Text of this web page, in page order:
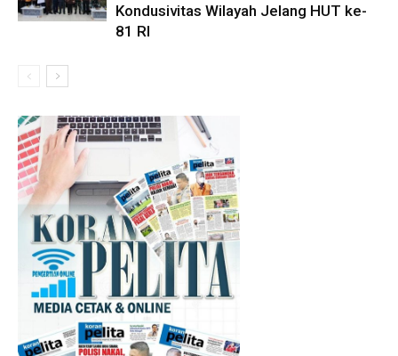
Kondusivitas Wilayah Jelang HUT ke-
81 RI